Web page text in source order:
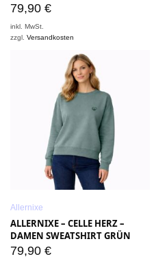
79,90 €
inkl. MwSt.
zzgl.Versandkosten
Allernixe
ALLERNIXE – CELLE HERZ –
DAMEN SWEATSHIRT GRÜN
79,90 €